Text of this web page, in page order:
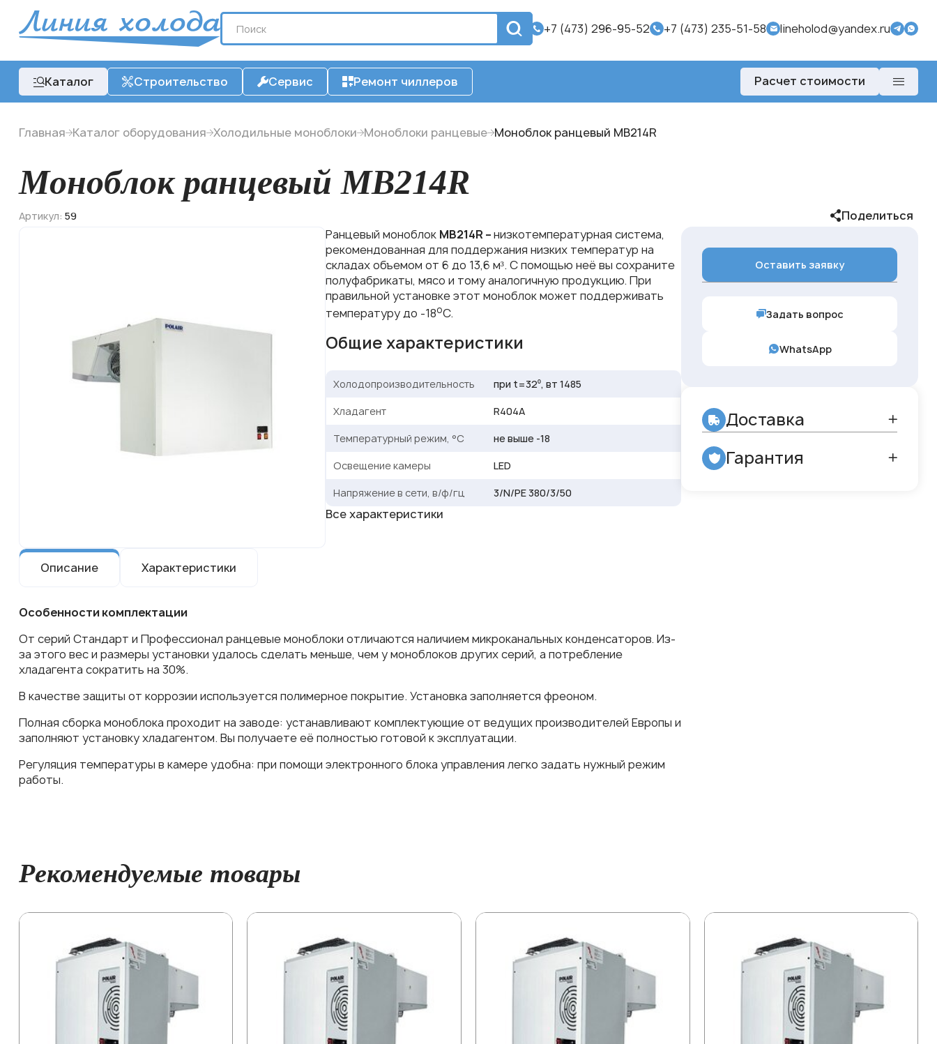
+7 (473) 296-95-52 +7 (473) 235-51-58 lineholod@yandex.ru
Каталог Строительство Сервис Ремонт чиллеров Расчет стоимости
Главная Каталог оборудования Холодильные моноблоки Моноблоки ранцевые Моноблок ранцевый MB214R
Моноблок ранцевый MB214R
Артикул: 59
Поделиться
Ранцевый моноблок MB214R –низкотемпературная система,
рекомендованная для поддержания низких температур на
складах объемом от 6 до 13,6 м³. С помощью неё вы сохраните
полуфабрикаты, мясо и тому аналогичную продукцию. При
правильной установке этот моноблок может поддерживать
температуру до -18оС.
Общие характеристики
Холодопроизводительность при t=32⁰, вт 1485
Хладагент R404A
Температурный режим, °С не выше -18
Освещение камеры LED
Напряжение в сети, в/ф/гц 3/N/PE 380/3/50
Все характеристики
Описание Характеристики
Особенности комплектации
От серий Стандарт и Профессионал ранцевые моноблоки отличаются наличием микроканальных конденсаторов. Из-
за этого вес и размеры установки удалось сделать меньше, чем у моноблоков других серий, а потребление
хладагента сократить на 30%.
В качестве защиты от коррозии используется полимерное покрытие. Установка заполняется фреоном.
Полная сборка моноблока проходит на заводе: устанавливают комплектующие от ведущих производителей Европы и
заполняют установку хладагентом. Вы получаете её полностью готовой к эксплуатации.
Регуляция температуры в камере удобна: при помощи электронного блока управления легко задать нужный режим
работы.
Оставить заявку
Задать вопрос
WhatsApp
Доставка
Гарантия
Рекомендуемые товары